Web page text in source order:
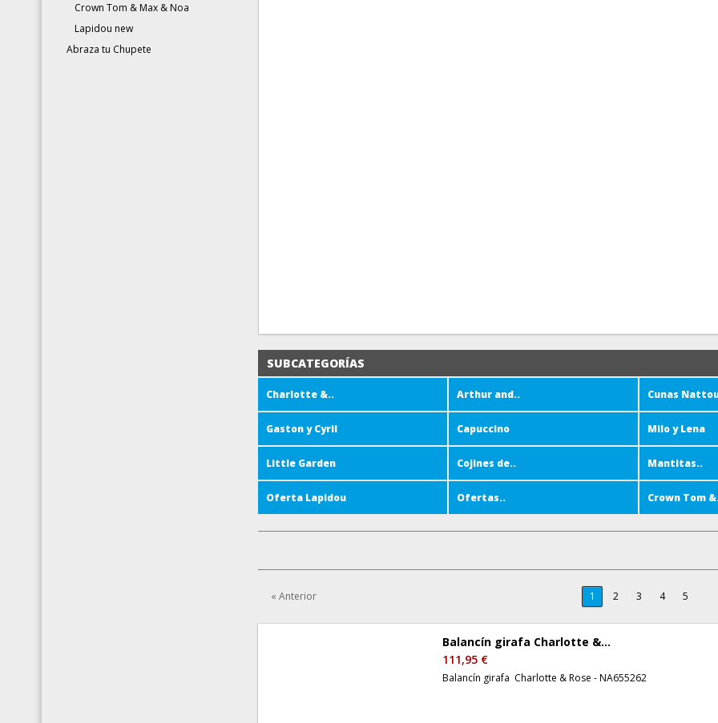
Crown Tom & Max & Noa
Lapidou new
Abraza tu Chupete
SUBCATEGORÍAS
Charlotte &.. Arthur and.. Cunas
Gaston y Cyril Capuccino Milo y Lena
Little Garden Cojines de.. Mantitas..
Oferta Lapidou Ofertas.. Crown Tom
« Anterior 1 2 3 4 5
Balancín girafa Charlotte &...
111,95 €
Balancín girafa Charlotte & Rose - NA655262